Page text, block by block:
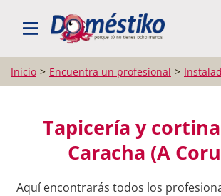
BUSCAR PROFESIONALES
Inicio Encuentra un profesional
Tapicería y
Caracha (A
Aquí encontrarás todos los